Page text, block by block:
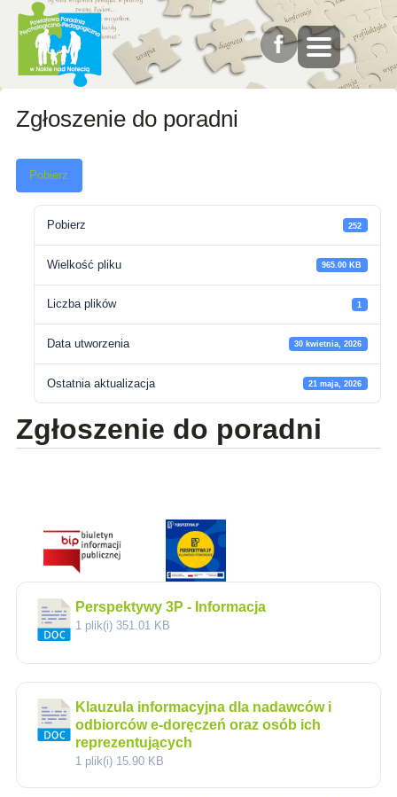
Zgłoszenie do poradni
Pobierz
Pobierz 252
Wielkość pliku 965.00 KB
Liczba plików 1
Data utworzenia 30 kwietnia, 2026
Ostatnia aktualizacja 21 maja, 2026
Zgłoszenie do poradni
Perspektywy 3P - Informacja
1 plik(i) 351.01 KB
Klauzula informacyjna dla nadawców i
odbiorców e-doręczeń oraz osób ich
reprezentujących
1 plik(i) 15.90 KB